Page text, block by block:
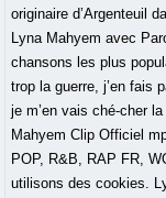
originaire d’Argenteuil
Lyna Mahyem avec
chansons les plus
trop la guerre, j’en fais
je m’en vais ché-cher
Mahyem Clip Officiel
POP, R&B, RAP FR,
utilisons des cookies.